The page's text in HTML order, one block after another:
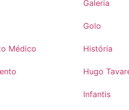
Médico
Galeria
Golo
História
Hugo
Infantis